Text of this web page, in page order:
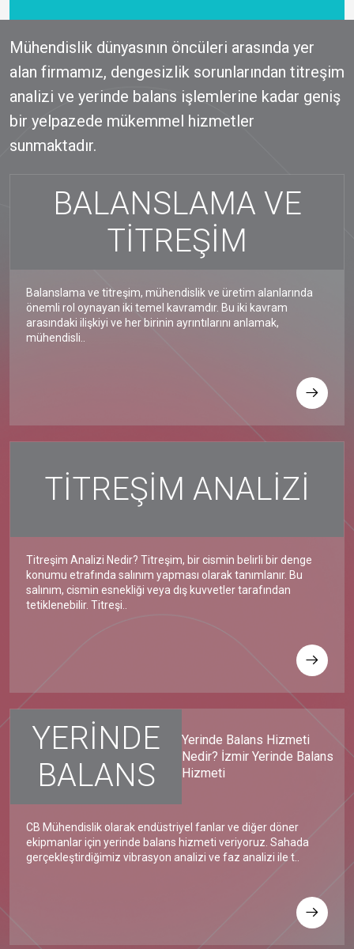
Mühendislik dünyasının öncüleri arasında yer
alan firmamız, dengesizlik sorunlarından titreşim
analizi ve yerinde balans işlemlerine kadar geniş
bir yelpazede mükemmel hizmetler
sunmaktadır.
BALANSLAMA VE
TİTREŞİM
Balanslama ve titreşim, mühendislik ve üretim alanlarında
önemli rol oynayan iki temel kavramdır. Bu iki kavram
arasındaki ilişkiyi ve her birinin ayrıntılarını anlamak,
mühendisli..
TİTREŞİM ANALİZİ
Titreşim Analizi Nedir? Titreşim, bir cismin belirli bir denge
konumu etrafında salınım yapması olarak tanımlanır. Bu
salınım, cismin esnekliği veya dış kuvvetler tarafından
tetiklenebilir. Titreşi..
YERİNDE
BALANS
Yerinde Balans Hizmeti
Nedir? İzmir Yerinde Balans
Hizmeti
CB Mühendislik olarak endüstriyel fanlar ve diğer döner
ekipmanlar için yerinde balans hizmeti veriyoruz. Sahada
gerçekleştirdiğimiz vibrasyon analizi ve faz analizi ile t..